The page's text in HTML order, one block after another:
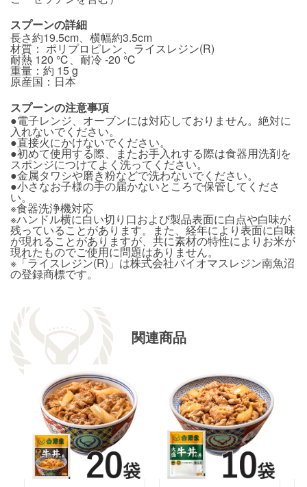
スプーンの詳細
長さ約19.5cm、横幅約3.5cm
材質： ポリプロピレン、ライスレジン(R)
耐熱 120 ℃、耐冷 -20 ℃
重量：約 15 g
原産国：日本
スプーンの注意事項
●電子レンジ、オーブンには対応しておりません。絶対に
入れないでください。
●直接火にかけないでください。
●初めて使用する際、またお手入れする際は食器用洗剤を
スポンジにつけてよく洗ってください。
●金属タワシや磨き粉などで洗わないでください。
●小さなお子様の手の届かないところで保管してくださ
い。
※食器洗浄機対応
※ハンドル横に白い切り口および製品表面に白点や白味が
残っていることがあります。また、経年により表面に白味
が現れることがありますが、共に素材の特性によりお米が
現れたものでご使用に問題はありません。
※「ライスレジン(R)」は株式会社バイオマスレジン南魚沼
の登録商標です。
関連商品